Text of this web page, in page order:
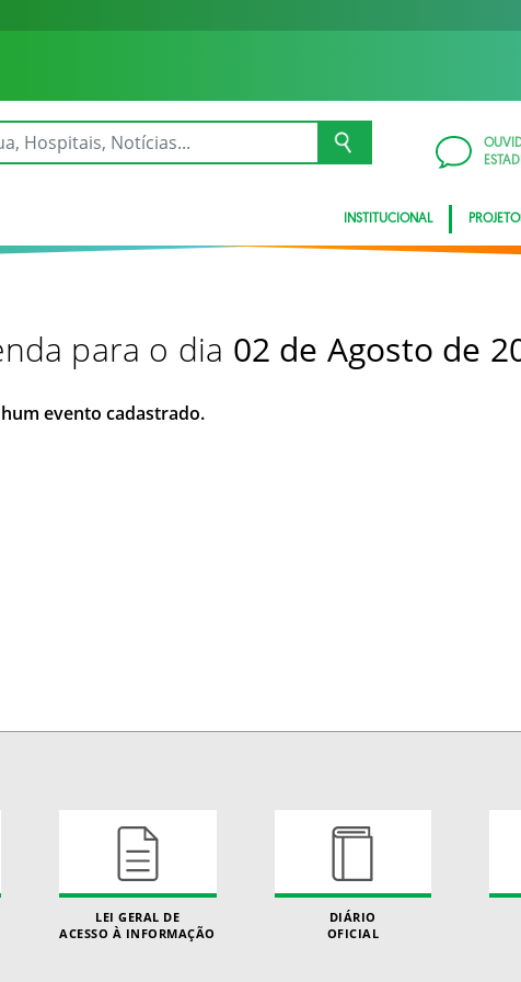
INSTITUCIONAL
para o dia 02 de Agosto de
evento cadastrado.
LEI GERAL DE
ACESSO À INFORMAÇÃO
DIÁRIO
OFICIAL